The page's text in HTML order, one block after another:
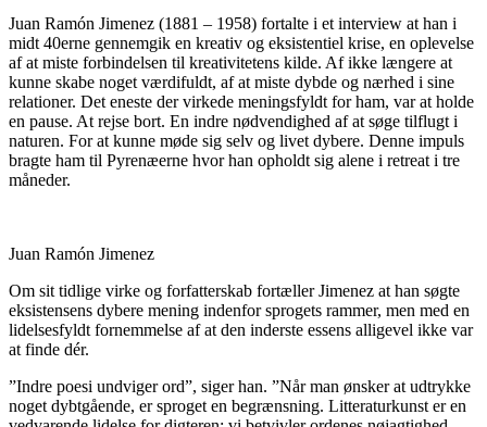
Juan Ramón Jimenez (1881 – 1958) fortalte i et interview at han i
midt 40erne gennemgik en kreativ og eksistentiel krise, en oplevelse
af at miste forbindelsen til kreativitetens kilde. Af ikke længere at
kunne skabe noget værdifuldt, af at miste dybde og nærhed i sine
relationer. Det eneste der virkede meningsfyldt for ham, var at holde
en pause. At rejse bort. En indre nødvendighed af at søge tilflugt i
naturen. For at kunne møde sig selv og livet dybere. Denne impuls
bragte ham til Pyrenæerne hvor han opholdt sig alene i retreat i tre
måneder.
Juan Ramón Jimenez
Om sit tidlige virke og forfatterskab fortæller Jimenez at han søgte
eksistensens dybere mening indenfor sprogets rammer, men med en
lidelsesfyldt fornemmelse af at den inderste essens alligevel ikke var
at finde dér.
”Indre poesi undviger ord”, siger han. ”Når man ønsker at udtrykke
noget dybtgående, er sproget en begrænsning. Litteraturkunst er en